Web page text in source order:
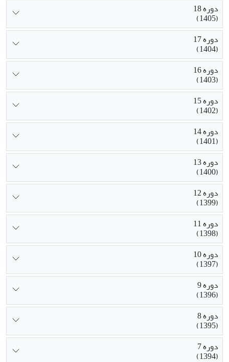
دوره 18
(1405)
دوره 17
(1404)
دوره 16
(1403)
دوره 15
(1402)
دوره 14
(1401)
دوره 13
(1400)
دوره 12
(1399)
دوره 11
(1398)
دوره 10
(1397)
دوره 9
(1396)
دوره 8
(1395)
دوره 7
(1394)